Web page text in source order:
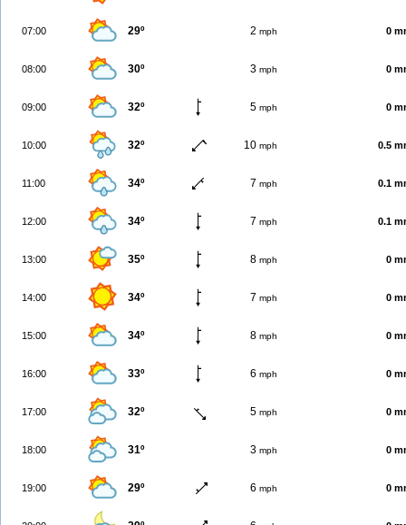
07:00 29º 2 mph 0
08:00 30º 3 mph 0
09:00 32º 5 mph 0
10:00 32º 10 mph 0.5
11:00 34º 7 mph 0.1
12:00 34º 7 mph 0.1
13:00 35º 8 mph 0
14:00 34º 7 mph 0
15:00 34º 8 mph 0
16:00 33º 6 mph 0
17:00 32º 5 mph 0
18:00 31º 3 mph 0
19:00 29º 6 mph 0